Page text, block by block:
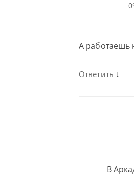
А работаешь
Ответить ↓
В